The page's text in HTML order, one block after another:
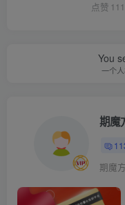
点赞 111
You
一个
期魔
期魔